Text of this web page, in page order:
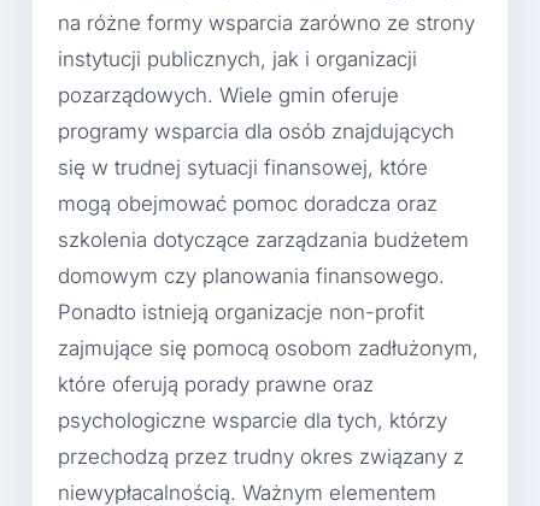
na różne formy wsparcia zarówno ze strony
instytucji publicznych, jak i organizacji
pozarządowych. Wiele gmin oferuje
programy wsparcia dla osób znajdujących
się w trudnej sytuacji finansowej, które
mogą obejmować pomoc doradcza oraz
szkolenia dotyczące zarządzania budżetem
domowym czy planowania finansowego.
Ponadto istnieją organizacje non-profit
zajmujące się pomocą osobom zadłużonym,
które oferują porady prawne oraz
psychologiczne wsparcie dla tych, którzy
przechodzą przez trudny okres związany z
niewypłacalnością. Ważnym elementem